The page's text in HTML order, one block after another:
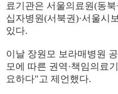
료기관은 서울의료원(동
십자병원(서북권)·서울시
있다.
이날 장원모 보라매병원
모에 따른 권역·책임의료
요하다"고 제언했다.